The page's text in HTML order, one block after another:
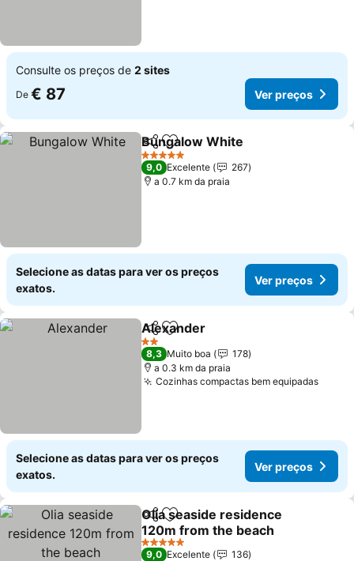
Consulte os preços de 2 sites
De € 87 Ver preços
PartilharAdicionar aos favoritos
Bungalow White
5 Estrelas
9,0 Excelente
267
a 0.7 km da praia
Selecione as datas para ver os preços
exatos.
Ver preços
PartilharAdicionar aos favoritos
Alexander
2 Estrelas
8,3 Muito boa
178
a 0.3 km da praia
Cozinhas compactas bem equipadas
Selecione as datas para ver os preços
exatos.
Ver preços
PartilharAdicionar aos favoritos
Olia seaside residence
120m from the beach
5 Estrelas
9,0 Excelente
136